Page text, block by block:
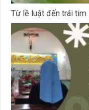
Từ lề luật đến trái tim